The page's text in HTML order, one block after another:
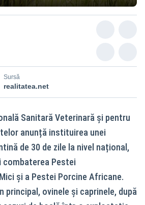
Sursă
realitatea.net
Sanitară Veterinară și pentru
anunță instituirea unei
de 30 de zile la nivel național,
combaterea Pestei
și a Pestei Porcine Africane.
principal, ovinele și caprinele, după